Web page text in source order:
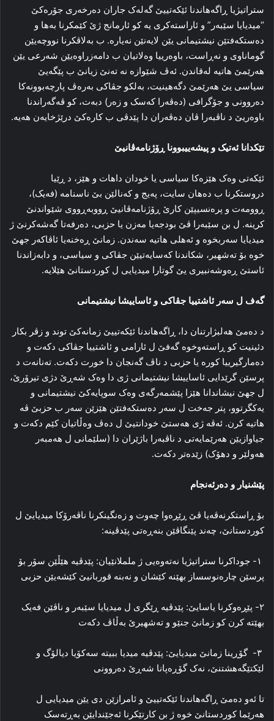
ستراتیژیا ڕاگەهاندنا ئێکەتییێ گەلەک جاران دەرخەری جۆرەکێ
“میدیایا سێبەر” و ئاراستەکری یە کو ئارمانج ژێ کێمکرنا بەها و
دەستکەفتێن نیشتیمانی یێن لایەنێن نەیارە. ب بەلاڤکرنا نووچەیێن
گوماناوی و نەڕاست، باوەرییا وەلاتیان ب دامەزراوەیێن شەرعی یێن
هەرێمێ هاتیە لەقاندن. ئەڤ شێوازە نە تەنێ زیانێ ب پێگەیێ
سیاسی یێ هەرێمێ دگەهینیت، بەلکو جڤاکی بەرەڤ پارچەبوونەکا
دەروونی و جۆگرافی (دەڤەرا کەسک و زەر) دبەت، کو ڤەگەراندنا
باوەریێ د ناڤبەرا ڤان دەڤەران دا پێدڤی ب کارەکێ درێژخایەن هەیە.
تێکدانا ئەتیک و پیشەییبوونا ڕۆژنامەڤانیێ
ئێکەتی وەک هێزەکا سیاسی یا خودان داهات و هێز، د ڕێیا
دروستکرنا ب دەهان سایت، پەیج و کەنالێن بێ ناسنامە (فەیک)،
ڕوومەت و پرەنسیپێن کارێ ڕۆژنامەڤانیێ ڕووبەڕووی شێواندنێ
کرینە. ل بن سێبەرا ڤێ بودجەیا مەزن یا حزبی، دەرفەتا گەشەکرنێ ژ
میدیایا سەربخوە و ئەهلی هاتیە سەندن. زمانێ ڕەخنەیا ئاڤاکەر جهێ
خوە بۆ تەشهیر، شکاندنا کەسایەتیێن جڤاکی و سیاسی، و دابەزاندنا
ئاستێ ڕەوشەنبیری یێ گوتارا میدیایی ل کوردستانێ هێلایە.
گەف ل سەر ئاشتییا جڤاکی و ئاساییشا نیشتیمانی
د دەمێ هەلبژارتنان دا، ڕاگەهاندنا ئێکەتییێ زمانەکێ توند و زڤر بکار
دئینیت کو ڕاستەوخوە گەفێ ل ئارامی و ئاشتییا جڤاکی دکەت و
دەمارگیرییا کورە یا حزبی د ناڤ گەنجان دا خورت دکەت. تەنانەت د
پرسێن گرێدایی ئاساییشا نیشتیمانی ژی دا وەک شەڕێ دژی تیرۆرێ،
ل جهێ نیشاندانا هێزا پێشمەرگەی وەک سوپایەکێ نیشتیمانی و
یەکگرتوو، پتر جەخت ل سەر دەستکەفتێن هێزێن سەر ب حزبێ ڤە
هاتیە کرن. ئەڤە ژی هەستێ خودانتیێ ل دەڤ وەڵاتیان کێم دکەت و
جیاوازیێن هەرێمایەتی د ناڤبەرا باژێران دا (سلێمانی ل هەمبەر
هەولێر و دهۆک) زێدەتر دکەت.
پێشنیار و دەرئەنجام
بۆ ڕاستکرنەڤەیا ڤێ ڕێڕەوا چەوت و زەنگینکرنا ناڤەرۆکا میدیایێ ل
کوردستانێ، چەند پێنگاڤێن بنەڕەتی پێدڤینە:
١- جوداکرنا ستراتیژیا نەتەوەیی ژ ململانێیان: پێدڤیە هێڵێن سۆر بۆ
پرسێن چارەنوسساز بهێنە کێشان و نەبنە قوربانیێ کێشەیێن حزبی
٢- پێڕەوکرنا یاسایێ: پێدڤیە ڕێگری ل میدیایا سێبەر و ناڤێن فەیک
بهێتە کرن کو زمانێ جنێو و تەشهیرێ بەڵاڤ دکەت
٣- گۆڕینا زمانێ میدیایێ: پێدڤیە میدیا ببیتە سەکۆیا دیالۆگ و
لێکتێگەهشتنێ، نەک گۆڕەپانا شەڕێ دەروونی
تا ئەو دەمێ ڕاگەهاندنا ئێکەتییێ و ئامرازێن دی یێن میدیایی ل
هەرێما کوردستانێ خوە ژ بن کارتێکرنا ئەجێندایێن بەڕتەسک